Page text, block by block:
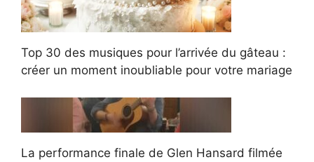
Top 30 des musiques pour l’arrivée du gâteau :
créer un moment inoubliable pour votre mariage
La performance finale de Glen Hansard filmée